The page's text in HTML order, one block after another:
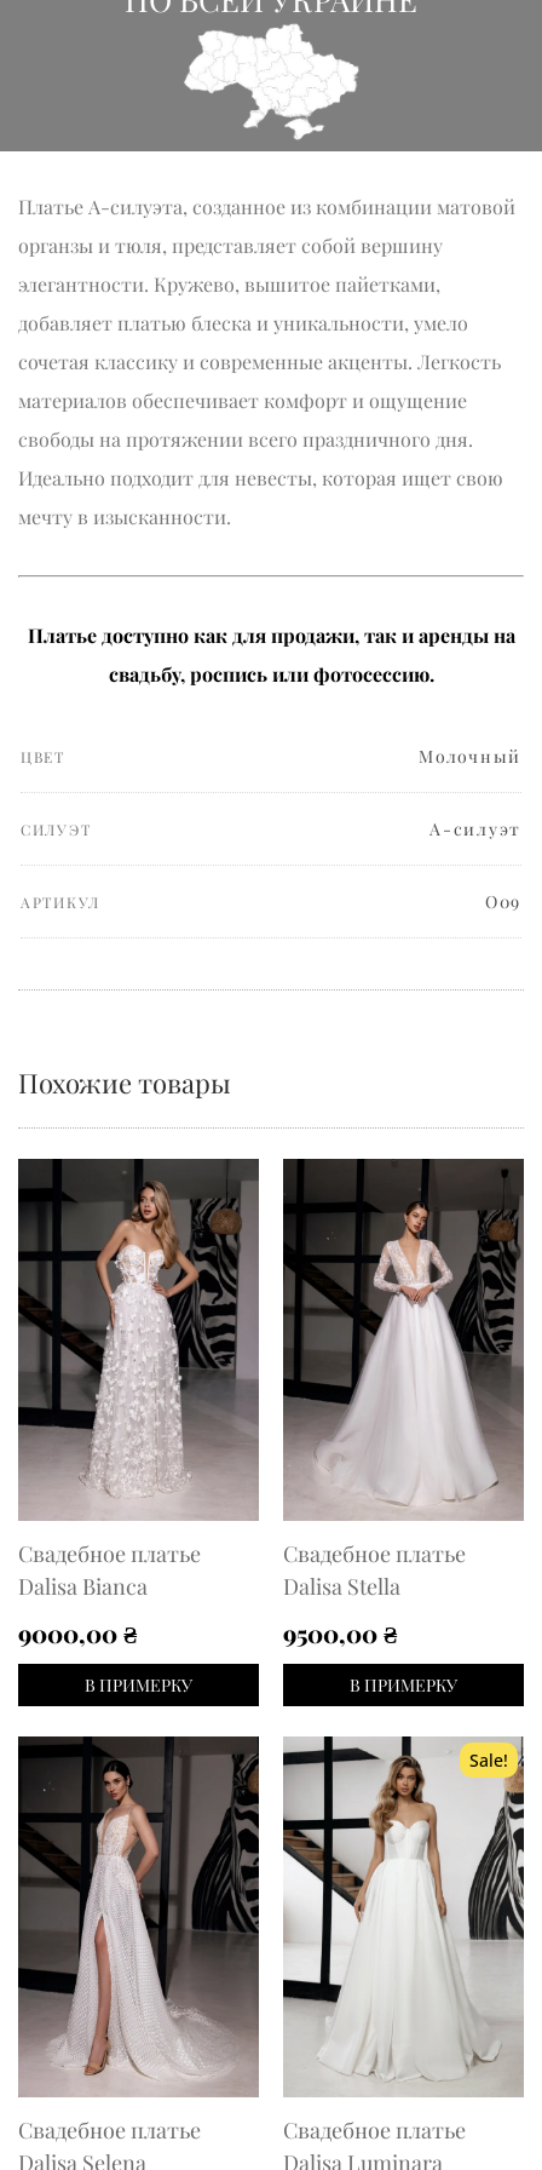
Платье А-силуэта, созданное из комбинации матовой
органзы и тюля, представляет собой вершину
элегантности. Кружево, вышитое пайетками,
добавляет платью блеска и уникальности, умело
сочетая классику и современные акценты. Легкость
материалов обеспечивает комфорт и ощущение
свободы на протяжении всего праздничного дня.
Идеально подходит для невесты, которая ищет свою
мечту в изысканности.
Платье доступно как для продажи, так и аренды на
свадьбу, роспись или фотосессию.
ЦВЕТ Mолочный
СИЛУЭТ А-силуэт
АРТИКУЛ О09
Похожие товары
Свадебное платье
Dalisa Bianca
9000,00₴
В ПРИМЕРКУ
Свадебное платье
Dalisa Stella
9500,00₴
В ПРИМЕРКУ
Свадебное платье
Dalisa Selena
Sale!
Свадебное платье
Dalisa Luminara